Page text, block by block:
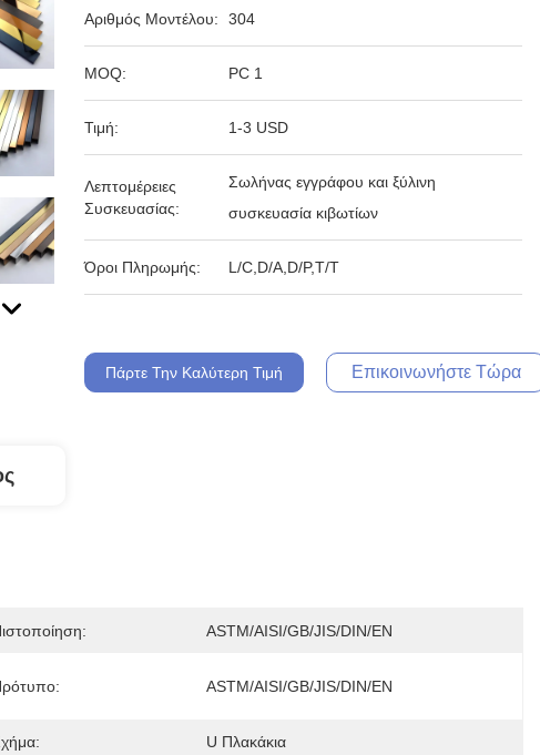
Αριθμός Μοντέλου: 304
MOQ: PC 1
Τιμή: 1-3 USD
Λεπτομέρειες
Συσκευασίας:
Σωλήνας εγγράφου και ξύλινη
συσκευασία κιβωτίων
Όροι Πληρωμής: L/C,D/A,D/P,T/T
Πάρτε Την Καλύτερη Τιμή Επικοινωνήστε Τώρα
ASTM/AISI/GB/JIS/DIN/EN
ASTM/AISI/GB/JIS/DIN/EN
U Πλακάκια